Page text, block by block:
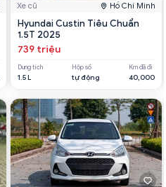
Xe cũ Hồ Chí Minh
Hyundai Custin Tiêu Chuẩn
1.5T 2025
739 triệu
Dung tích
1.5 L
Hộp số
tự động
Km đã đi
40,000